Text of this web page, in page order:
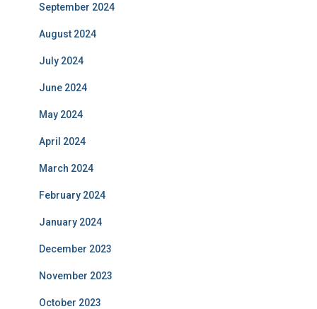
September 2024
August 2024
July 2024
June 2024
May 2024
April 2024
March 2024
February 2024
January 2024
December 2023
November 2023
October 2023